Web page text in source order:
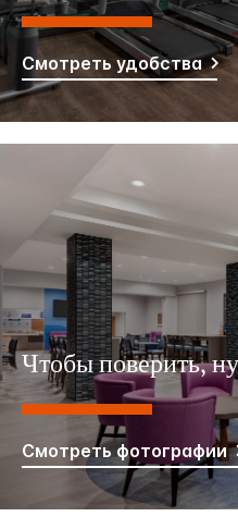
Смотреть удобства
Чтобы поверить,
Смотреть фотографии